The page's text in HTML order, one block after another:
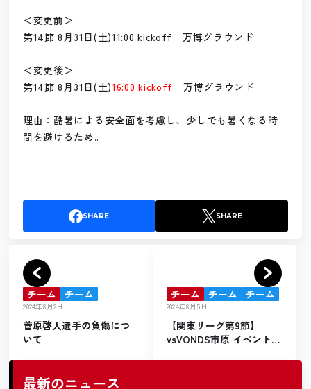
＜変更前＞
第14節 8月31日(土)11:00 kickoff 万博グラウンド
＜変更後＞
第14節 8月31日(土)16:00 kickoff 万博グラウンド
理由：酷暑による安全面を考慮し、少しでも暑くなる時
間を避けるため。
SHARE SHARE
チーム チーム
2024年8月2日
菅原啓人選手の負傷につ
いて
チーム チーム チーム
2024年8月5日
【関東リーグ第9節】
vsVONDS市原 イベントレ
最新のニュース